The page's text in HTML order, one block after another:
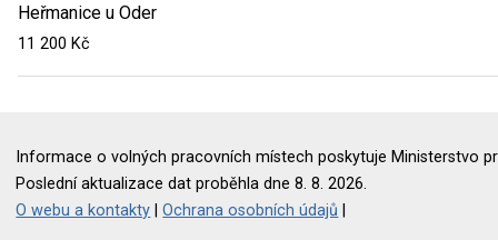
Heřmanice u Oder
11 200 Kč
Informace o volných pracovních místech poskytuje Ministerstvo
Poslední aktualizace dat proběhla dne 8. 8. 2026.
O webu a kontakty |Ochrana osobních údajů